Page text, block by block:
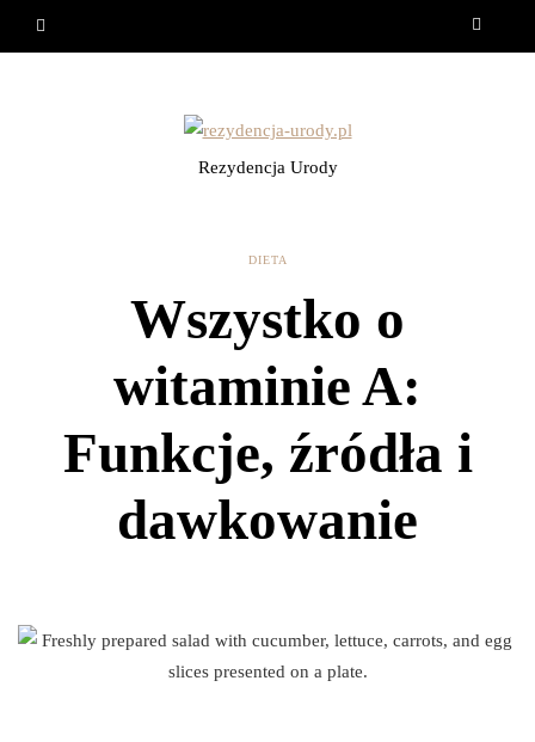
Rezydencja Urody
DIETA
Wszystko o
witaminie A:
Funkcje, źródła i
dawkowanie